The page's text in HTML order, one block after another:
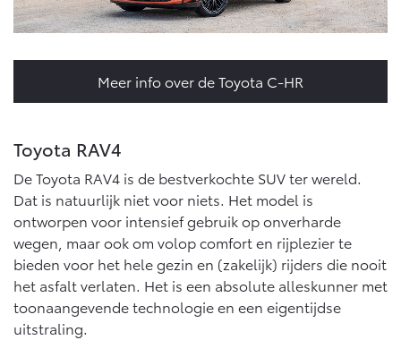
Vanaf € 46.301,- Vanaf € 56.570,-
Vanaf € 89.986,-
Meer info over de Toyota C-HR
Toyota RAV4
De Toyota RAV4 is de bestverkochte SUV ter wereld.
Dat is natuurlijk niet voor niets. Het model is
ontworpen voor intensief gebruik op onverharde
wegen, maar ook om volop comfort en rijplezier te
bieden voor het hele gezin en (zakelijk) rijders die nooit
het asfalt verlaten. Het is een absolute alleskunner met
toonaangevende technologie en een eigentijdse
uitstraling.